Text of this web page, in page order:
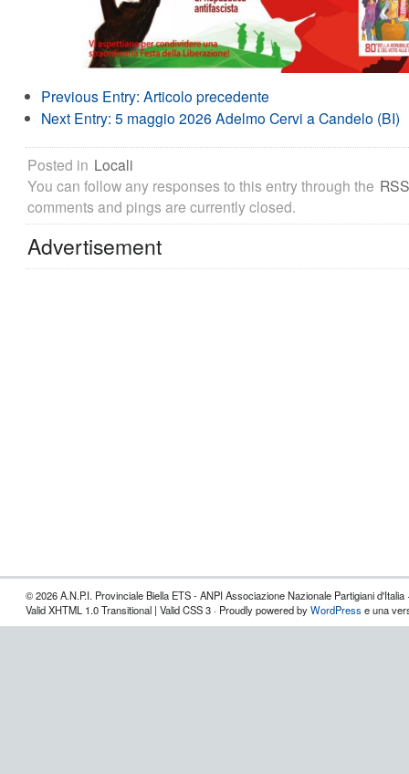
Previous Entry: Articolo precedente
Next Entry: 5 maggio 2026 Adelmo Cervi a Candelo (BI)
Posted in Locali
You can follow any responses to this entry through the
comments and pings are currently closed.
Advertisement
© 2026 A.N.P.I. Provinciale Biella ETS - ANPI Associazione Nazionale Partigiani d'Italia
Valid XHTML 1.0 Transitional | Valid CSS 3 · Proudly powered byWordPress e una